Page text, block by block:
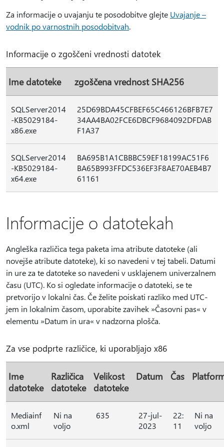
Za informacije o uvajanju te posodobitve glejte Uvajanje –
vodnik po varnostnih posodobitvah.
Informacije o zgoščeni vrednosti datotek
Ime datoteke zgoščena vrednost SHA256
SQLServer2014
-KB5029184-
x86.exe
25D69BDA45CFBEF65C466126BFB7E7
34AA4BA02FCE6DBCF9684092DFDAB
F1A37
SQLServer2014
-KB5029184-
x64.exe
BA695B1A1CBBBC59EF18199AC51F6
BA65B993FFDC536EF3F8AE70AEB4B7
61161
Informacije o datotekah
Angleška različica tega paketa ima atribute datoteke (ali
novejše atribute datoteke), ki so navedeni v tej tabeli. Datumi
in ure za te datoteke so navedeni v usklajenem univerzalnem
času (UTC). Ko si ogledate informacije o datoteki, se te
pretvorijo v lokalni čas. Če želite poiskati razliko med UTC-
jem in lokalnim časom, uporabite zavihek »Časovni pas« v
elementu »Datum in ura« v nadzorna plošča.
Za vse podprte različice, ki uporabljajo x86
Ime
datoteke
Različica
datoteke
Velikost
datoteke
Datum Čas
Mediainf
o.xml
Ni na
voljo
635
27-jul-
2023
22:
11
Ni na
voljo